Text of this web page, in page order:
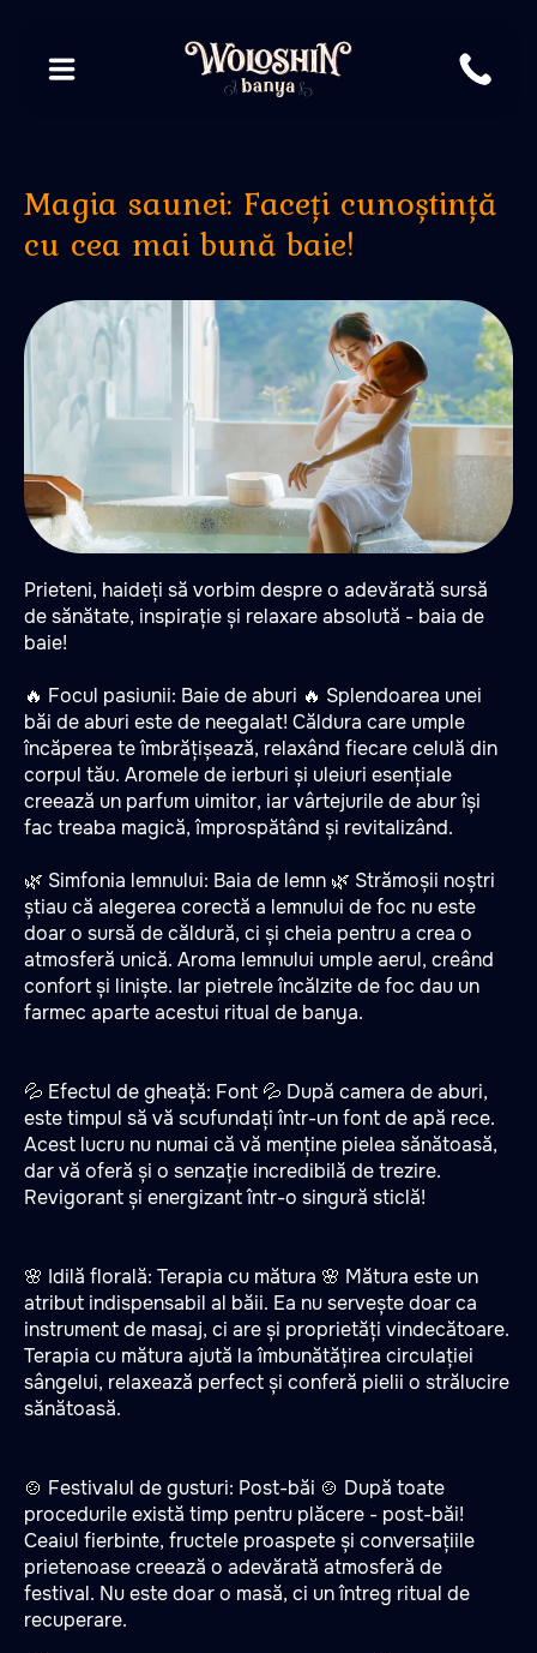
Magia saunei: Faceți cunoștință
cu cea mai bună baie!
Prieteni, haideți să vorbim despre o adevărată sursă
de sănătate, inspirație și relaxare absolută - baia de
baie!
🔥 Focul pasiunii: Baie de aburi 🔥 Splendoarea unei
băi de aburi este de neegalat! Căldura care umple
încăperea te îmbrățișează, relaxând fiecare celulă din
corpul tău. Aromele de ierburi și uleiuri esențiale
creează un parfum uimitor, iar vârtejurile de abur își
fac treaba magică, împrospătând și revitalizând.
🌿 Simfonia lemnului: Baia de lemn 🌿 Strămoșii noștri
știau că alegerea corectă a lemnului de foc nu este
doar o sursă de căldură, ci și cheia pentru a crea o
atmosferă unică. Aroma lemnului umple aerul, creând
confort și liniște. Iar pietrele încălzite de foc dau un
farmec aparte acestui ritual de banya.
💦 Efectul de gheață: Font 💦 După camera de aburi,
este timpul să vă scufundați într-un font de apă rece.
Acest lucru nu numai că vă menține pielea sănătoasă,
dar vă oferă și o senzație incredibilă de trezire.
Revigorant și energizant într-o singură sticlă!
🌸 Idilă florală: Terapia cu mătura 🌸 Mătura este un
atribut indispensabil al băii. Ea nu servește doar ca
instrument de masaj, ci are și proprietăți vindecătoare.
Terapia cu mătura ajută la îmbunătățirea circulației
sângelui, relaxează perfect și conferă pielii o strălucire
sănătoasă.
🍲 Festivalul de gusturi: Post-băi 🍲 După toate
procedurile există timp pentru plăcere - post-băi!
Ceaiul fierbinte, fructele proaspete și conversațiile
prietenoase creează o adevărată atmosferă de
festival. Nu este doar o masă, ci un întreg ritual de
recuperare.